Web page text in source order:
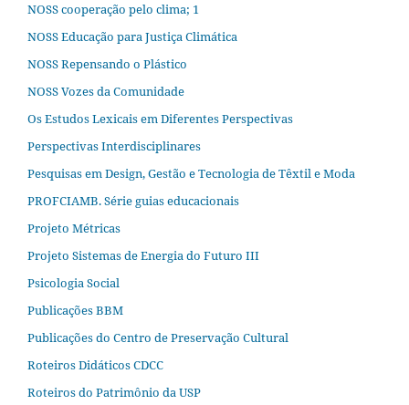
NOSS cooperação pelo clima; 1
NOSS Educação para Justiça Climática
NOSS Repensando o Plástico
NOSS Vozes da Comunidade
Os Estudos Lexicais em Diferentes Perspectivas
Perspectivas Interdisciplinares
Pesquisas em Design, Gestão e Tecnologia de Têxtil e Moda
PROFCIAMB. Série guias educacionais
Projeto Métricas
Projeto Sistemas de Energia do Futuro III
Psicologia Social
Publicações BBM
Publicações do Centro de Preservação Cultural
Roteiros Didáticos CDCC
Roteiros do Patrimônio da USP